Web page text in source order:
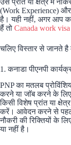
उस प्रांत या क्षेत्र में
(Work Experience) और
है। यही नहीं, अगर आप
हैं तो Canada work visa
चलिए विस्तार से जानते है
1. कनाडा पीएनपी
PNP का मतलब
करने या जाॅब करने के
किसी विशेष प्रांत या
करें। आवेदन करने से
नौकरी की रिक्तियों के
या नहीं है।